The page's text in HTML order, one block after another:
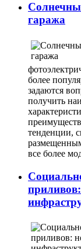
гаража
более
задаются
получить
тенденции,
все более